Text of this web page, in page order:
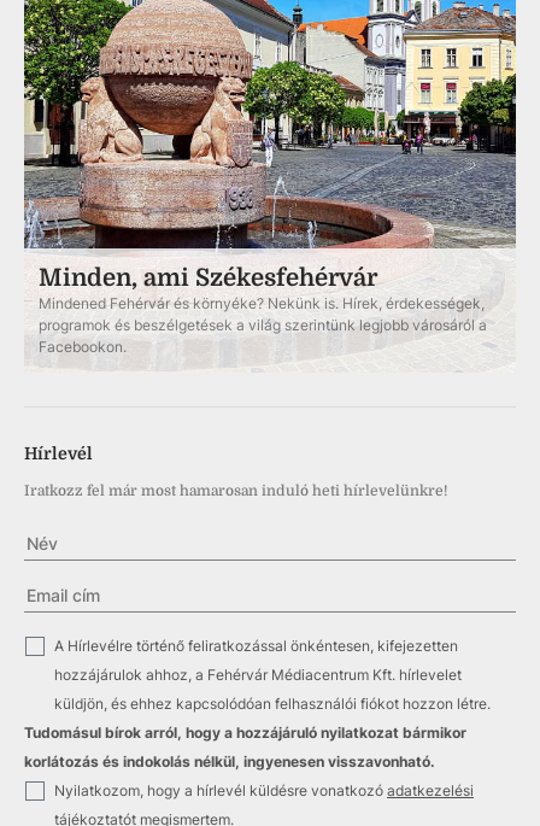
Minden, ami Székesfehérvár
Mindened Fehérvár és környéke? Nekünk is. Hírek, érdekességek,
programok és beszélgetések a világ szerintünk legjobb városáról a
Facebookon.
Hírlevél
Iratkozz fel már most hamarosan induló heti hírlevelünkre!
✓
A Hírlevélre történő feliratkozással önkéntesen, kifejezetten
hozzájárulok ahhoz, a Fehérvár Médiacentrum Kft. hírlevelet
küldjön, és ehhez kapcsolódóan felhasználói fiókot hozzon létre.
Tudomásul bírok arról, hogy a hozzájáruló nyilatkozat bármikor
korlátozás és indokolás nélkül, ingyenesen visszavonható.
✓ Nyilatkozom, hogy a hírlevél küldésre vonatkozó adatkezelési
tájékoztatót megismertem.